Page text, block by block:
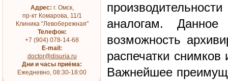
Адрес: г. Омск,
пр-кт Комарова, 11/1
Клиника "Левобережная"
Телефон:
+7 (904) 078-14-68
E-mail:
doctor@disuria.ru
Дни и часы приёма:
Ежедневно, 08:30-18:00
аналогам.
возможность
распечатки
Важнейшее